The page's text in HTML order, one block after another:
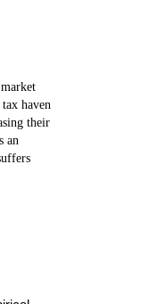
haven
their
an